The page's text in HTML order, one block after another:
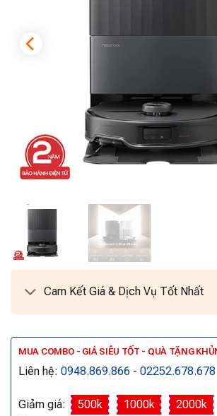
Cam Kết Giá & Dịch Vụ Tốt Nhất
MUA COMBO - GIÁ SIÊU TỐT - QUÀ TẶNG
Liên hệ: 0948.869.866 - 02252.678.678
Giảm giá: 500k 1000k 2000k